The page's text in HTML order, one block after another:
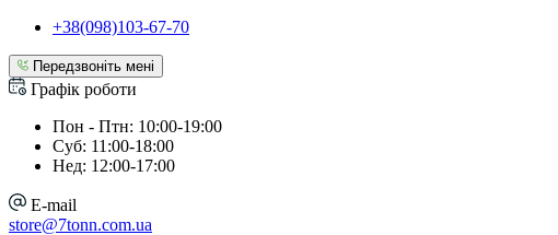
+38(098)103-67-70
Передзвоніть мені
Графік роботи
Пон - Птн: 10:00-19:00
Суб: 11:00-18:00
Нед: 12:00-17:00
E-mail
store@7tonn.com.ua